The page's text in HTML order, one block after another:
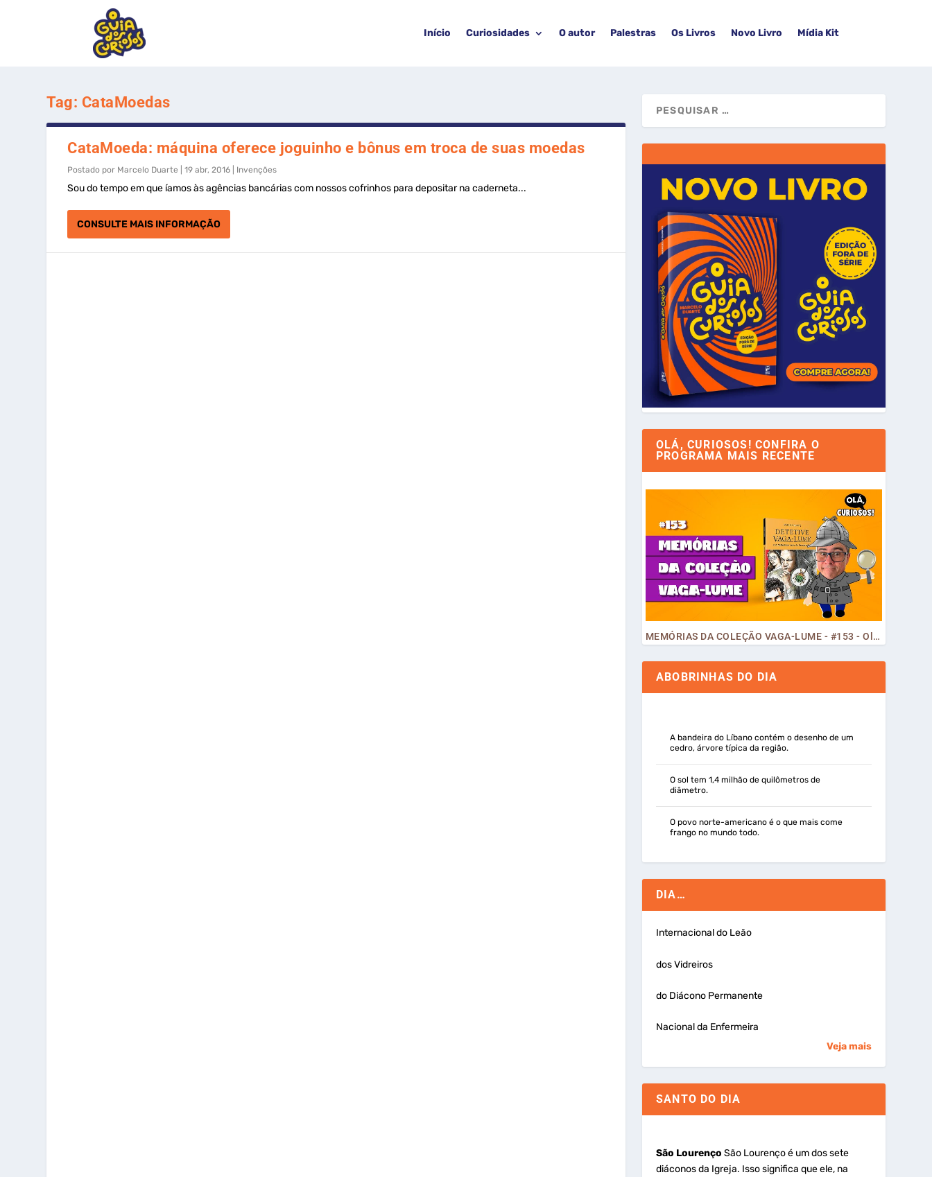
Início Curiosidades O autor Palestras Os Livros Novo Livro Mídia Kit
Tag: CataMoedas
CataMoeda: máquina oferece joguinho e bônus em troca de suas moedas
Postado por Marcelo Duarte |19 abr, 2016 Invenções
Sou do tempo em que íamos às agências bancárias com nossos cofrinhos para depositar na caderneta...
CONSULTE MAIS INFORMAÇÃO
OLÁ, CURIOSOS! CONFIRA O
PROGRAMA MAIS RECENTE
MEMÓRIAS DA COLEÇÃO VAGA-LUME - #153 - Olá, Curiosos! 2023
ABOBRINHAS DO DIA
A bandeira do Líbano contém o desenho de um
cedro, árvore típica da região.
O sol tem 1,4 milhão de quilômetros de
diâmetro.
O povo norte-americano é o que mais come
frango no mundo todo.
DIA…
Internacional do Leão
dos Vidreiros
do Diácono Permanente
Nacional da Enfermeira
Veja mais
SANTO DO DIA
São Lourenço São Lourenço é um dos sete
diáconos da Igreja. Isso significa que ele, na